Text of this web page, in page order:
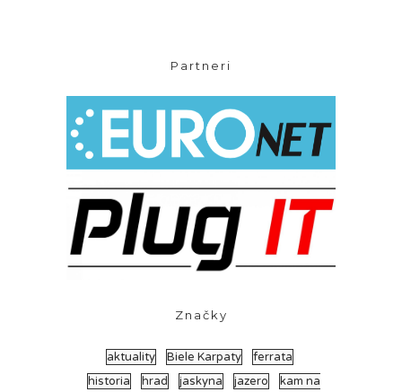
Partneri
Značky
aktuality Biele Karpaty
ferrata
historia
hrad jaskyna jazero
kam na